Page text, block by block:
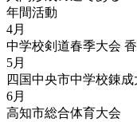
年間活動
4月
中学校剣道春季大会
5月
四国中央市中学校錬成
6月
高知市総合体育大会